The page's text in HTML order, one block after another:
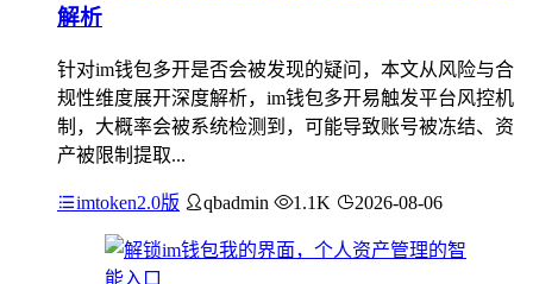
解析
针对im钱包多开是否会被发现的疑问，本文从风险与合
规性维度展开深度解析，im钱包多开易触发平台风控机
制，大概率会被系统检测到，可能导致账号被冻结、资
产被限制提取...
imtoken2.0版 qbadmin 1.1K 2026-08-06